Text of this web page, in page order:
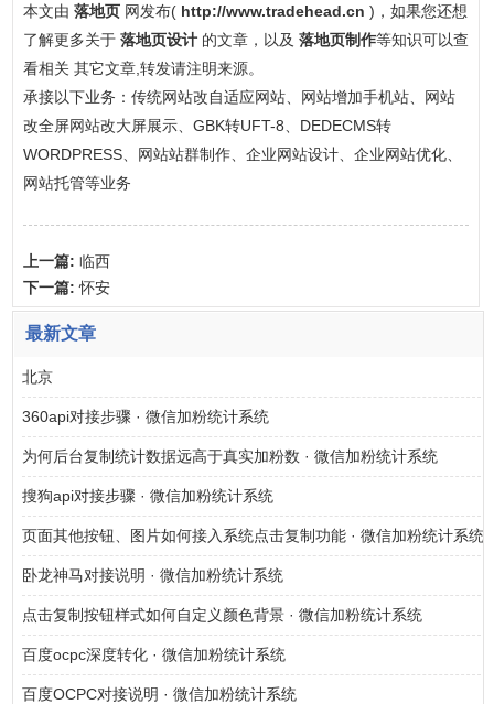
本文由 落地页 网发布( http://www.tradehead.cn )，如果您还想
了解更多关于 落地页设计 的文章，以及 落地页制作等知识可以查
看相关 其它文章,转发请注明来源。
承接以下业务：传统网站改自适应网站、网站增加手机站、网站
改全屏网站改大屏展示、GBK转UFT-8、DEDECMS转
WORDPRESS、网站站群制作、企业网站设计、企业网站优化、
网站托管等业务
上一篇: 临西
下一篇:怀安
最新文章
北京
360api对接步骤 · 微信加粉统计系统
为何后台复制统计数据远高于真实加粉数 · 微信加粉统计系统
搜狗api对接步骤 · 微信加粉统计系统
页面其他按钮、图片如何接入系统点击复制功能 · 微信加粉统计系统
卧龙神马对接说明 · 微信加粉统计系统
点击复制按钮样式如何自定义颜色背景 · 微信加粉统计系统
百度ocpc深度转化 · 微信加粉统计系统
百度OCPC对接说明 · 微信加粉统计系统